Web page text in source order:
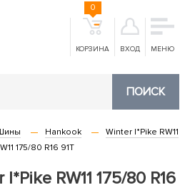
КОРЗИНА
0
ВХОД МЕНЮ
ПОИСК
Hankook
Winter I*Pike RW11
175/80 R16 91T
RW11 175/80 R16